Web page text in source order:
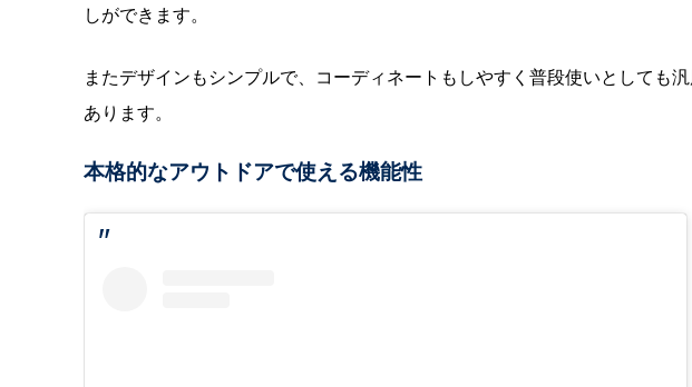
しができます。
またデザインもシンプルで、コーディネートもしやすく普段使いとしても
あります。
本格的なアウトドアで使える機能性